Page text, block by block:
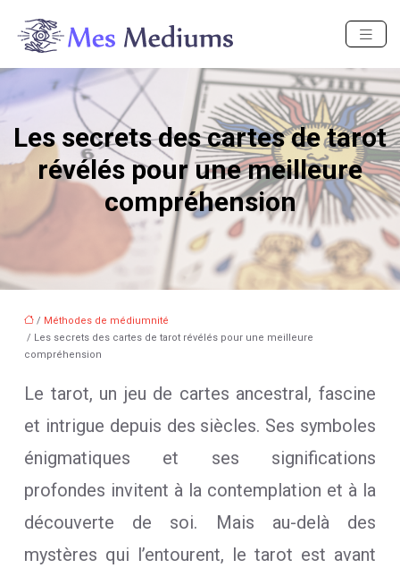
Les secrets des cartes de tarot
révélés pour une meilleure
compréhension
/ Méthodes de médiumnité
/ Les secrets des cartes de tarot révélés pour une meilleure
compréhension
Le tarot, un jeu de cartes ancestral, fascine
et intrigue depuis des siècles. Ses symboles
énigmatiques et ses significations
profondes invitent à la contemplation et à la
découverte de soi. Mais au-delà des
mystères qui l’entourent, le tarot est avant